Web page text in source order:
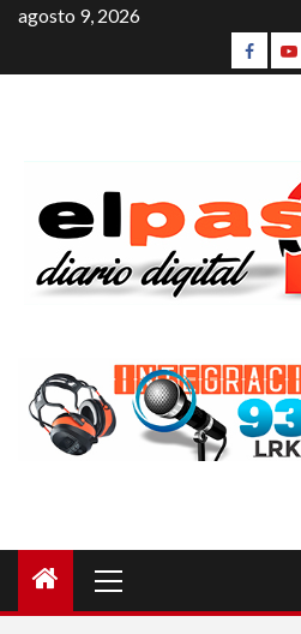
agosto 9, 2026